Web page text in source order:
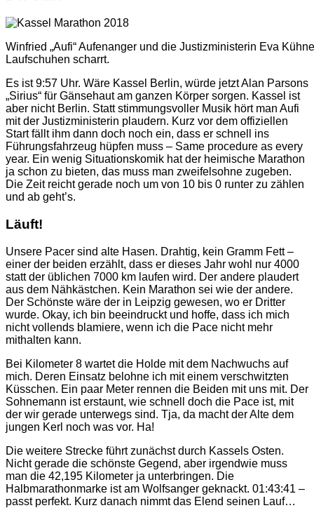
Winfried „Aufi“ Aufenanger und die Justizministerin Eva
Laufschuhen scharrt.
Es ist 9:57 Uhr. Wäre Kassel Berlin, würde jetzt Alan Parsons
„Sirius“ für Gänsehaut am ganzen Körper sorgen. Kassel ist
aber nicht Berlin. Statt stimmungsvoller Musik hört man Aufi
mit der Justizministerin plaudern. Kurz vor dem offiziellen
Start fällt ihm dann doch noch ein, dass er schnell ins
Führungsfahrzeug hüpfen muss – Same procedure as every
year. Ein wenig Situationskomik hat der heimische Marathon
ja schon zu bieten, das muss man zweifelsohne zugeben.
Die Zeit reicht gerade noch um von 10 bis 0 runter zu zählen
und ab geht’s.
Läuft!
Unsere Pacer sind alte Hasen. Drahtig, kein Gramm Fett –
einer der beiden erzählt, dass er dieses Jahr wohl nur 4000
statt der üblichen 7000 km laufen wird. Der andere plaudert
aus dem Nähkästchen. Kein Marathon sei wie der andere.
Der Schönste wäre der in Leipzig gewesen, wo er Dritter
wurde. Okay, ich bin beeindruckt und hoffe, dass ich mich
nicht vollends blamiere, wenn ich die Pace nicht mehr
mithalten kann.
Bei Kilometer 8 wartet die Holde mit dem Nachwuchs auf
mich. Deren Einsatz belohne ich mit einem verschwitzten
Küsschen. Ein paar Meter rennen die Beiden mit uns mit. Der
Sohnemann ist erstaunt, wie schnell doch die Pace ist, mit
der wir gerade unterwegs sind. Tja, da macht der Alte dem
jungen Kerl noch was vor. Ha!
Die weitere Strecke führt zunächst durch Kassels Osten.
Nicht gerade die schönste Gegend, aber irgendwie muss
man die 42,195 Kilometer ja unterbringen. Die
Halbmarathonmarke ist am Wolfsanger geknackt. 01:43:41 –
passt perfekt. Kurz danach nimmt das Elend seinen Lauf…